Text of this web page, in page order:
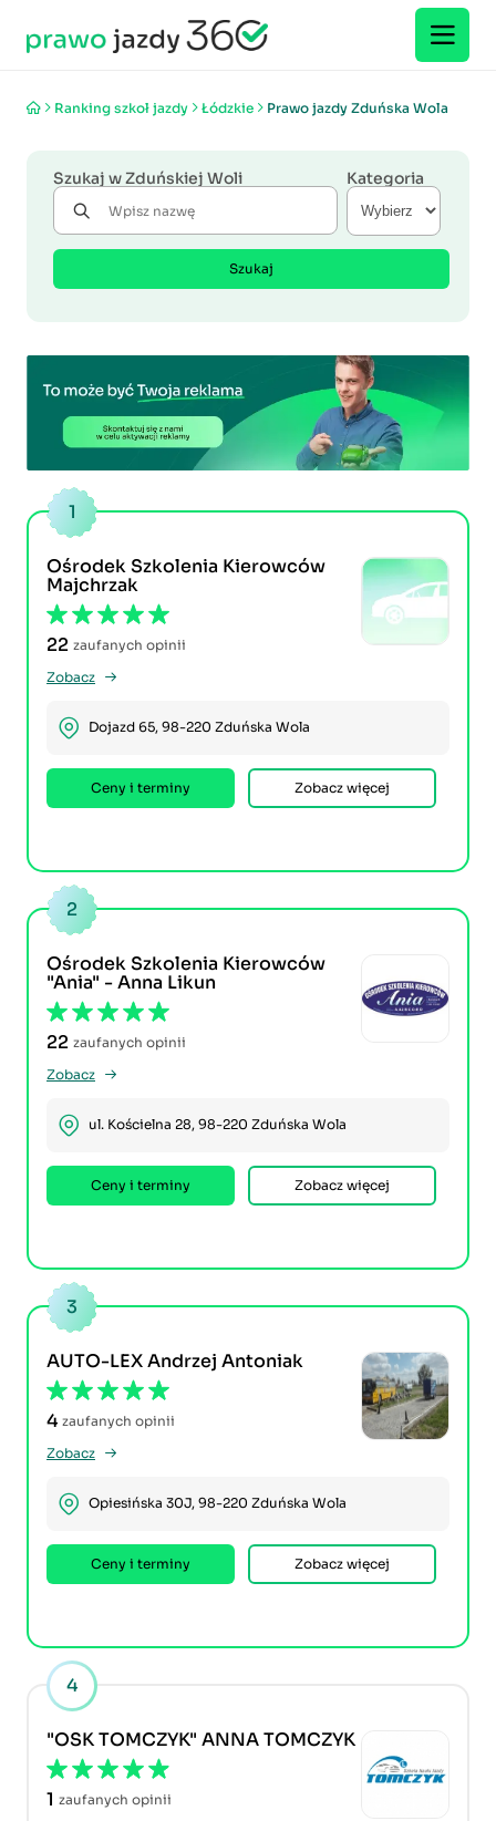
Ranking szkoł jazdy Łódzkie Prawo jazdy Zduńska Wola
Szukaj w Zduńskiej Woli Kategoria
Szukaj
1
Ośrodek Szkolenia Kierowców
Majchrzak
22 zaufanych opinii
Zobacz
Dojazd 65, 98-220 Zduńska Wola
Ceny i terminy Zobacz więcej
2
Ośrodek Szkolenia Kierowców
"Ania" - Anna Likun
22 zaufanych opinii
Zobacz
ul. Kościelna 28, 98-220 Zduńska Wola
Ceny i terminy Zobacz więcej
3
AUTO-LEX Andrzej Antoniak
4 zaufanych opinii
Zobacz
Opiesińska 30J, 98-220 Zduńska Wola
Ceny i terminy Zobacz więcej
4
"OSK TOMCZYK" ANNA TOMCZYK
1 zaufanych opinii